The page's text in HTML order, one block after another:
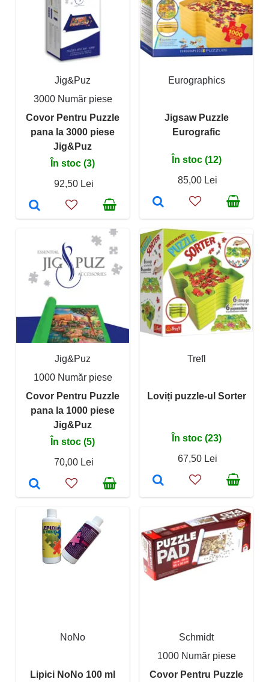
Jig&Puz
3000 Număr piese
Covor Pentru Puzzle
pana la 3000 piese
Jig&Puz
În stoc (3)
92,50 Lei
Eurographics
Jigsaw Puzzle
Eurografic
În stoc (12)
85,00 Lei
Jig&Puz
1000 Număr piese
Covor Pentru Puzzle
pana la 1000 piese
Jig&Puz
În stoc (5)
70,00 Lei
Trefl
Loviți puzzle-ul Sorter
În stoc (23)
67,50 Lei
NoNo
Lipici NoNo 100 ml
Schmidt
1000 Număr piese
Covor Pentru Puzzle